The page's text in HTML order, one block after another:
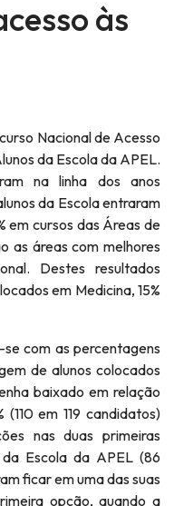
às
Nacional de Acesso
da Escola da APEL.
na linha dos anos
da Escola entraram
em cursos das Áreas de
as áreas com melhores
Destes resultados
em Medicina, 15%
com as percentagens
de alunos colocados
baixado em relação
em 119 candidatos)
nas duas primeiras
Escola da APEL (86
ficar em uma das suas
opção, quando a